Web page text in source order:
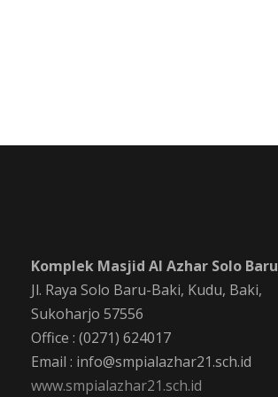
Komplek Masjid Al Azhar Solo Baru
Jl. Raya Solo Baru-Baki, Kudu, Baki,
Sukoharjo 57556
Office : (0271) 624017
Email : info@smpialazhar21.sch.id
www.smpialazhar21.sch.id